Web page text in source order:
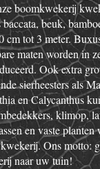
boomkwekerij
baccata, beuk,
cm tot 3 meter.
maten worden in
Ook extra
sierheesters als
en Calycanthus
klimop,
en vaste
Ons motto:
naar uw tuin!